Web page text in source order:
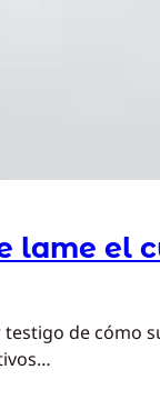
lame el
de cómo